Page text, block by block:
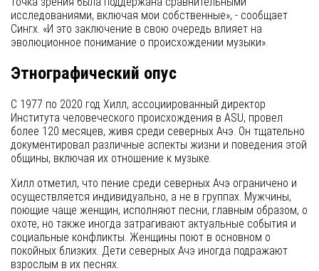
исследованиями, включая мои собственные», - сообщает
Сингх. «И это заключение в свою очередь влияет на
эволюционное понимание о происхождении музыки».
Этнографический опус
С 1977 по 2020 год Хилл, ассоциированный директор
Института человеческого происхождения в ASU, провел
более 120 месяцев, живя среди северных Ачэ. Он тщательно
документировал различные аспекты жизни и поведения этой
общины, включая их отношение к музыке.
Хилл отметил, что пение среди северных Ачэ ограничено и
осуществляется индивидуально, а не в группах. Мужчины,
поющие чаще женщин, исполняют песни, главным образом, о
охоте, но также иногда затрагивают актуальные события и
социальные конфликты. Женщины поют в основном о
покойных близких. Дети северных Ачэ иногда подражают
взрослым в их песнях.